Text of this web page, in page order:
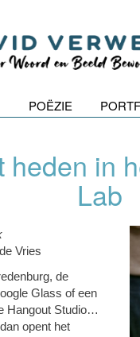
POËZIE
heden in
Lab
Vries
de
Glass of een
Hangout Studio…
opent het